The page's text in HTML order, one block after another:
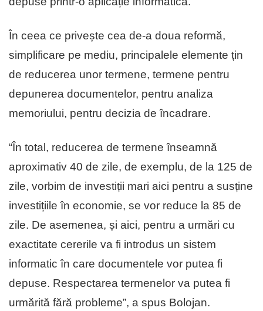
În ceea ce privește cea de-a doua reformă,
simplificare pe mediu, principalele elemente țin
de reducerea unor termene, termene pentru
depunerea documentelor, pentru analiza
memoriului, pentru decizia de încadrare.
“În total, reducerea de termene înseamnă
aproximativ 40 de zile, de exemplu, de la 125 de
zile, vorbim de investiții mari aici pentru a susține
investițiile în economie, se vor reduce la 85 de
zile. De asemenea, și aici, pentru a urmări cu
exactitate cererile va fi introdus un sistem
informatic în care documentele vor putea fi
depuse. Respectarea termenelor va putea fi
urmărită fără probleme”, a spus Bolojan.